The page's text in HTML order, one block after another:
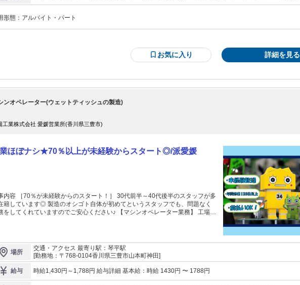
形態： アルバイト・パート
お気に入り 詳細を見る
ンオペレーター(ウェットティッシュの製造)
工業株式会社 愛媛営業所(香川県三豊市)
ほぼナシ★70％以上が未経験からスタート◎/派愛媛
内容 ［70％が未経験からのスタート！］ 30代前半～40代後半のスタッフが多
籍しています◎ 製造のオシゴト自体が初めてというスタッフでも、問題なく
してくれていますのでご安心ください♪ 【マシンオペレーター業務】 工場内
搬作業を希望することも可能★ - ［空調完備の綺麗な職場♪］ 抗菌のウェ
ティッシュをつくっていることもあり、工場内はクリームルームのように綺麗
◎ また、空調が完備されているので 「夏は暑い！冬は寒い！」といったこと
りません＾＾
場所
交通・アクセス 最寄り駅：琴平駅
[勤務地：〒768-0104香川県三豊市山本町神田]
給与 時給1,430円～1,788円 給与詳細 基本給：時給 1430円 〜 1788円